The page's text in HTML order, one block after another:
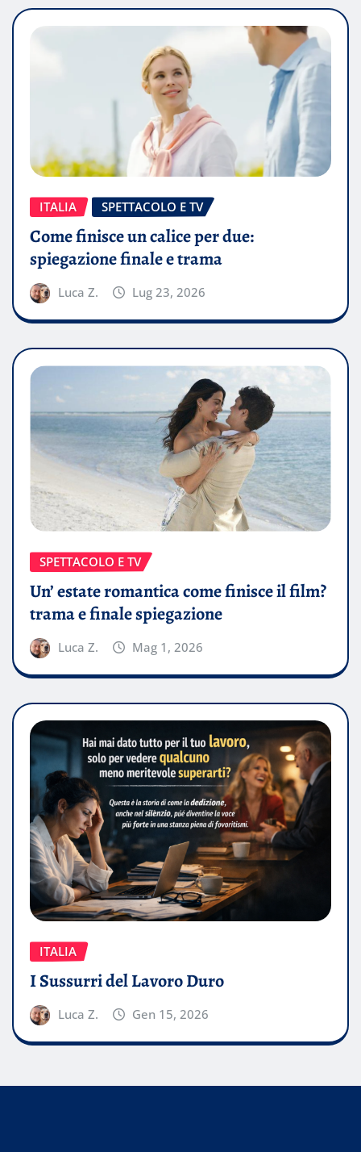
ITALIA SPETTACOLO E TV
Come finisce un calice per due:
spiegazione finale e trama
Luca Z. Lug 23, 2026
SPETTACOLO E TV
Un’ estate romantica come finisce il film?
trama e finale spiegazione
Luca Z. Mag 1, 2026
ITALIA
I Sussurri del Lavoro Duro
Luca Z. Gen 15, 2026